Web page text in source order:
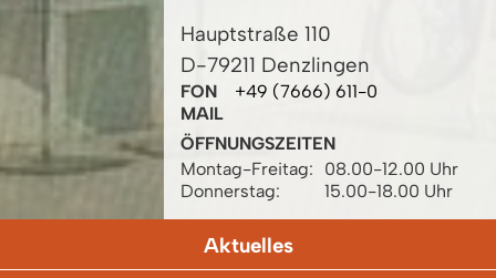
Hauptstraße 110
D-79211 Denzlingen
FON
+49 (7666) 611-0
MAIL
ÖFFNUNGSZEITEN
Montag-Freitag:
08.00-12.00 Uhr
Donnerstag:
15.00-18.00 Uhr
Aktuelles